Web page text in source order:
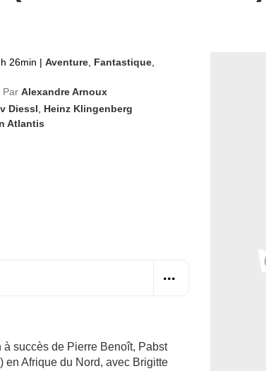
26min | Aventure Fantastique
Par Alexandre Arnoux
Diessl
Heinz Klingenberg
Atlantis
succès de Pierre Benoît, Pabst
en Afrique du Nord, avec Brigitte